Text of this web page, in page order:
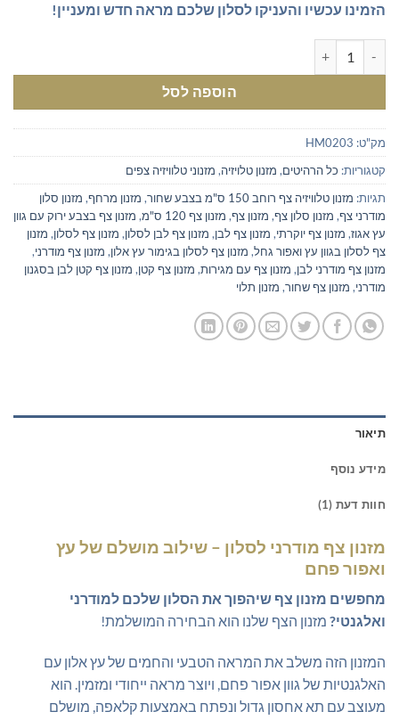
הזמינו עכשיו והעניקו לסלון שלכם מראה חדש ומעניין!
הוספה לסל
מק"ט: HM0203
קטגוריות: כל הרהיטים, מזנון טלויזיה, מזנוני טלוויזיה צפים
תגיות: מזנון טלוויזיה צף רוחב 150 ס"מ בצבע שחור , מזנון מרחף, מזנון סלון
מודרני צף, מזנון סלון צף, מזנון צף, מזנון צף 120 ס"מ , מזנון צף בצבע ירוק עם גוון
עץ אגוז, מזנון צף יוקרתי, מזנון צף לבן, מזנון צף לבן לסלון, מזנון צף לסלון, מזנון
צף לסלון בגוון עץ ואפור גחל, מזנון צף לסלון בגימור עץ אלון, מזנון צף מודרני,
מזנון צף מודרני לבן, מזנון צף עם מגירות, מזנון צף קטן, מזנון צף קטן לבן בסגנון
מודרני, מזנון צף שחור, מזנון תלוי
תיאור
מידע נוסף
חוות דעת (1)
מזנון צף מודרני לסלון – שילוב מושלם של עץ
ואפור פחם
מחפשים מזנון צף שיהפוך את הסלון שלכם למודרני
ואלגנטי? מזנון הצף שלנו הוא הבחירה המושלמת!
המזנון הזה משלב את המראה הטבעי והחמים של עץ אלון עם
האלגנטיות של גוון אפור פחם, ויוצר מראה ייחודי ומזמין. הוא
מעוצב עם תא אחסון גדול ונפתח באמצעות קלאפה, מושלם